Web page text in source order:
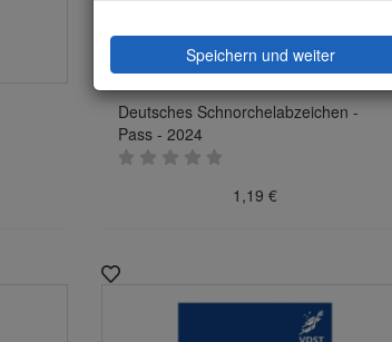
Deutsches Schnorchelabzeichen -
Pass - 2024
1,19 €
Speichern und weiter